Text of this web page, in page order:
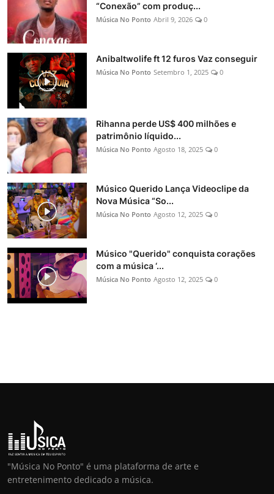
“Conexão” com produç...
Música No Ponto Abril 9, 2026 0
Anibaltwolife ft 12 furos Vaz conseguir
Música No Ponto Setembro 1, 2025 0
Rihanna perde US$ 400 milhões e
patrimônio líquido...
Música No Ponto Agosto 18, 2025 0
Músico Querido Lança Videoclipe da
Nova Música “So...
Música No Ponto Agosto 12, 2025 0
Músico "Querido" conquista corações
com a música ‘...
Música No Ponto Agosto 12, 2025 0
"Música No Ponto" é uma plataforma de arte e
entretenimento dedicado a música.